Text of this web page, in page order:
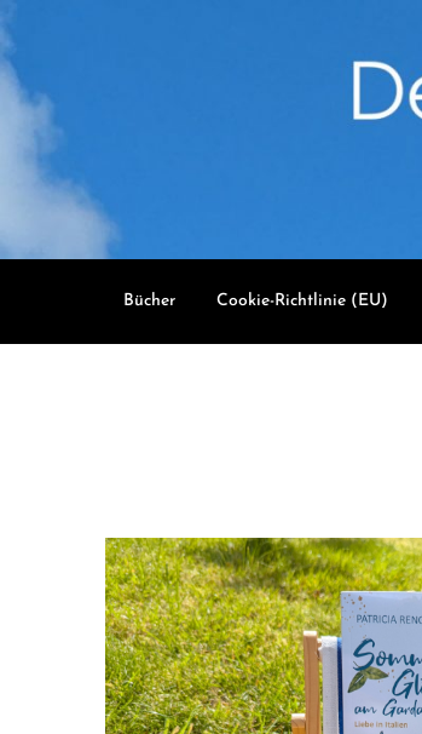
content
Bücher Cookie-Richtlinie (EU)